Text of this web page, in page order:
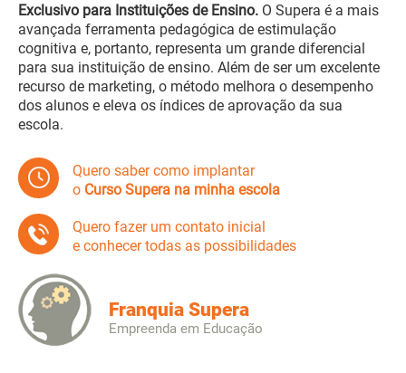
Exclusivo para Instituições de Ensino. O Supera é a mais
avançada ferramenta pedagógica de estimulação
cognitiva e, portanto, representa um grande diferencial
para sua instituição de ensino. Além de ser um excelente
recurso de marketing, o método melhora o desempenho
dos alunos e eleva os índices de aprovação da sua
escola.
Quero saber como implantar
o Curso Supera na minha escola
Quero fazer um contato inicial
e conhecer todas as possibilidades
Franquia Supera
Empreenda em Educação